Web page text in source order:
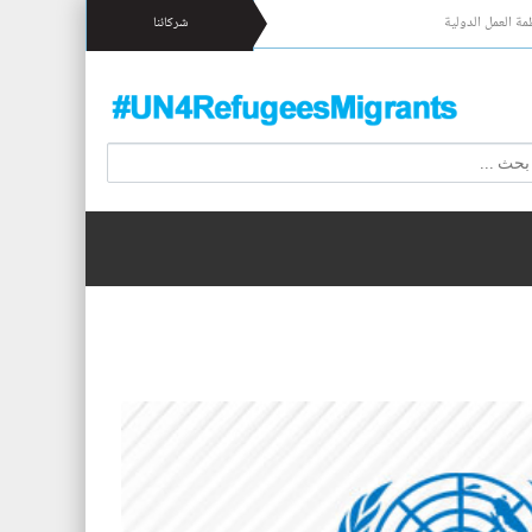
العمل الدولية شركائنا
شخصا قبالة السواحل الإسبانية.